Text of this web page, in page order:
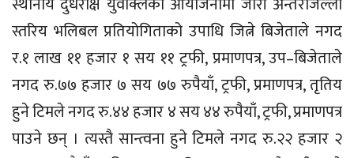
स्तरिय भलिबल प्रतियोगिताको उपाधि जित्ने बिजेताले नगद
र.१ लाख ११ हजार १ सय ११ ट्रफी, प्रमाणपत्र, उप–बिजेताले
नगद रु.७७ हजार ७ सय ७७ रुपैयाँ, ट्रफी, प्रमाणपत्र, तृतिय
हुने टिमले नगद रु.४४ हजार ४ सय ४४ रुपैयाँ, ट्रफी, प्रमाणपत्र
पाउने छन् । त्यस्तै सान्त्वना हुने टिमले नगद रु.२२ हजार २